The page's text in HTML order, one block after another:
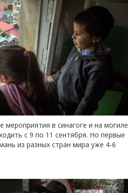
мероприятия в синагоге и на могиле
с 9 по 11 сентября. Но первые
из разных стран мира уже 4-6